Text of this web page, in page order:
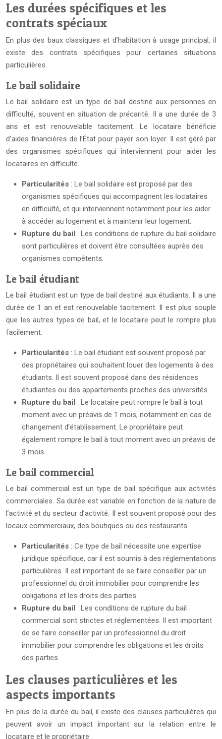
Les durées spécifiques et les
contrats spéciaux
En plus des baux classiques et d’habitation à usage principal, il
existe des contrats spécifiques pour certaines situations
particulières.
Le bail solidaire
Le bail solidaire est un type de bail destiné aux personnes en
difficulté, souvent en situation de précarité. Il a une durée de 3
ans et est renouvelable tacitement. Le locataire bénéficie
d’aides financières de l’État pour payer son loyer. Il est géré par
des organismes spécifiques qui interviennent pour aider les
locataires en difficulté.
Particularités : Le bail solidaire est proposé par des
organismes spécifiques qui accompagnent les locataires
en difficulté, et qui interviennent notamment pour les aider
à accéder au logement et à maintenir leur logement.
Rupture du bail : Les conditions de rupture du bail solidaire
sont particulières et doivent être consultées auprès des
organismes compétents.
Le bail étudiant
Le bail étudiant est un type de bail destiné aux étudiants. Il a une
durée de 1 an et est renouvelable tacitement. Il est plus souple
que les autres types de bail, et le locataire peut le rompre plus
facilement.
Particularités : Le bail étudiant est souvent proposé par
des propriétaires qui souhaitent louer des logements à des
étudiants. Il est souvent proposé dans des résidences
étudiantes ou des appartements proches des universités.
Rupture du bail : Le locataire peut rompre le bail à tout
moment avec un préavis de 1 mois, notamment en cas de
changement d’établissement. Le propriétaire peut
également rompre le bail à tout moment avec un préavis de
3 mois.
Le bail commercial
Le bail commercial est un type de bail spécifique aux activités
commerciales. Sa durée est variable en fonction de la nature de
l’activité et du secteur d’activité. Il est souvent proposé pour des
locaux commerciaux, des boutiques ou des restaurants.
Particularités : Ce type de bail nécessite une expertise
juridique spécifique, car il est soumis à des réglementations
particulières. Il est important de se faire conseiller par un
professionnel du droit immobilier pour comprendre les
obligations et les droits des parties.
Rupture du bail : Les conditions de rupture du bail
commercial sont strictes et réglementées. Il est important
de se faire conseiller par un professionnel du droit
immobilier pour comprendre les obligations et les droits
des parties.
Les clauses particulières et les
aspects importants
En plus de la durée du bail, il existe des clauses particulières qui
peuvent avoir un impact important sur la relation entre le
locataire et le propriétaire.